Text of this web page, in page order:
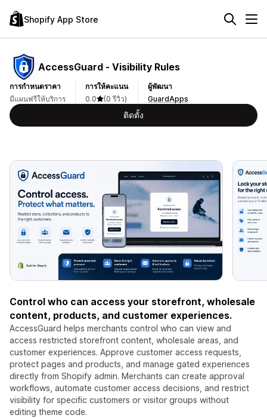
Shopify App Store
AccessGuard ‑ Visibility Rules
การกำหนดราคา
มีแผนฟรีให้บริการ
การให้คะแนน
0.0
(0 รีวิว)
ผู้พัฒนา
GuardApps
ติดตั้ง
Control who can access your storefront, wholesale
content, products, and customer experiences.
AccessGuard helps merchants control who can view and
access restricted storefront content, wholesale areas, and
customer experiences. Approve customer access requests,
protect pages and products, and manage gated experiences
directly from Shopify admin. Merchants can create approval
workflows, automate customer access decisions, and restrict
visibility for specific customers or visitor groups without
editing theme code.